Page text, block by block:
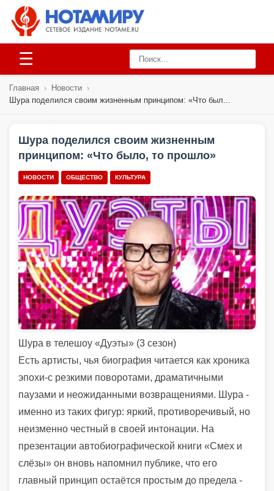
☰
Главная › Новости ›
Шура поделился своим жизненным принципом: «Что был...
Шура поделился своим жизненным
принципом: «Что было, то прошло»
НОВОСТИ ОБЩЕСТВО КУЛЬТУРА
Шура в телешоу «Дуэты» (3 сезон)
Есть артисты, чья биография читается как хроника
эпохи-с резкими поворотами, драматичными
паузами и неожиданными возвращениями. Шура -
именно из таких фигур: яркий, противоречивый, но
неизменно честный в своей интонации. На
презентации автобиографической книги «Смех и
слёзы» он вновь напомнил публике, что его
главный принцип остаётся простым до предела -